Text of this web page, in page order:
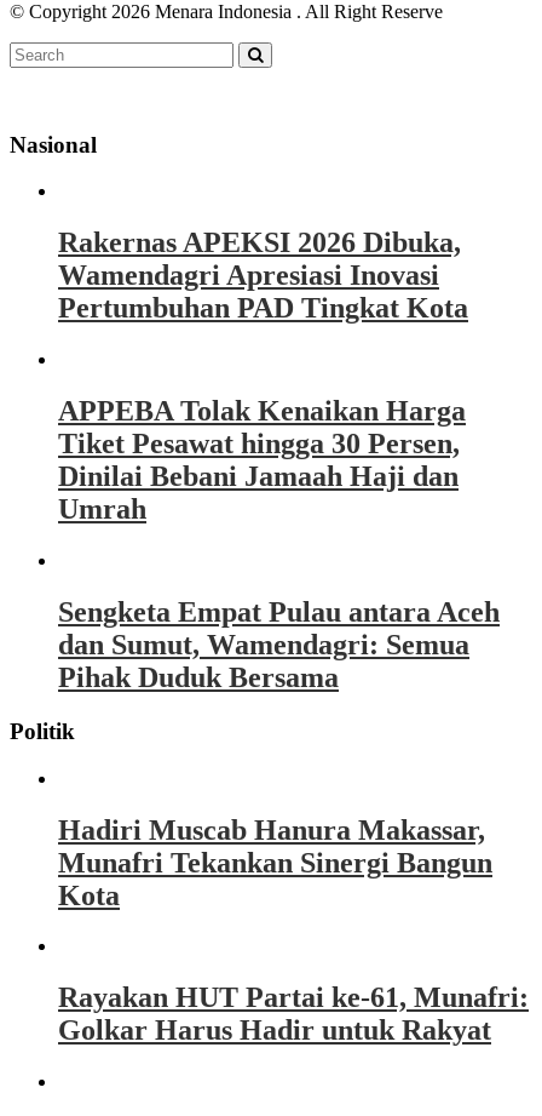
© Copyright 2026 Menara Indonesia . All Right Reserve
Nasional
Rakernas APEKSI 2026 Dibuka,
Wamendagri Apresiasi Inovasi
Pertumbuhan PAD Tingkat Kota
APPEBA Tolak Kenaikan Harga
Tiket Pesawat hingga 30 Persen,
Dinilai Bebani Jamaah Haji dan
Umrah
Sengketa Empat Pulau antara Aceh
dan Sumut, Wamendagri: Semua
Pihak Duduk Bersama
Politik
Hadiri Muscab Hanura Makassar,
Munafri Tekankan Sinergi Bangun
Kota
Rayakan HUT Partai ke-61, Munafri:
Golkar Harus Hadir untuk Rakyat